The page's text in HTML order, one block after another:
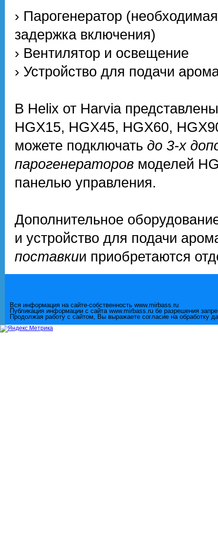
› Парогенератор
задержка включения)
› Вентилятор и освещение
› Устройство для подачи
В Helix от Harvia
HGX15, HGX45, HGX60,
можете подключать до 3-х
парогенераторов моделей
панелью управления.
Дополнительное
и устройство для подачи
поставкии приобретаются
Вся информация на сайте-собственность www.mirbass.ru
Публикация информации с сайта www.mirbass.ru бе разрешения
Продолжая работу с сайтом, Вы выражаете согласие на обработку